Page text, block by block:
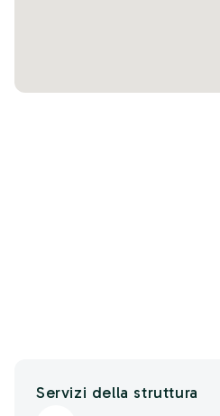
Servizi della struttura